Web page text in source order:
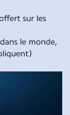
sur les
le monde,